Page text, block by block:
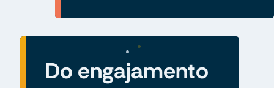
Do engajamento